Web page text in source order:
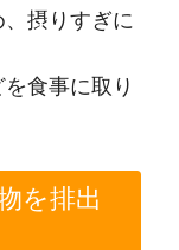
摂りすぎに
食事に取り
を排出